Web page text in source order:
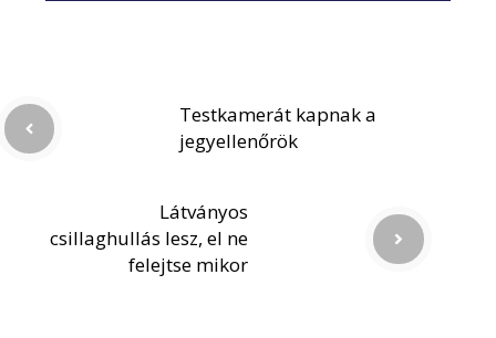
Testkamerát kapnak a
jegyellenőrök
Látványos
csillaghullás lesz, el ne
felejtse mikor